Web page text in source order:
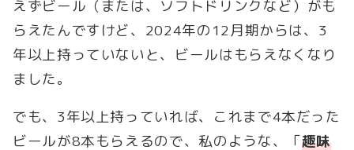
えずビール（または、ソフトドリンクなど）がも
らえたんですけど、2024年の12月期からは、3
年以上持っていないと、ビールはもらえなくなり
ました。
でも、3年以上持っていれば、これまで4本だった
ビールが8本もらえるので、私のような、「趣味